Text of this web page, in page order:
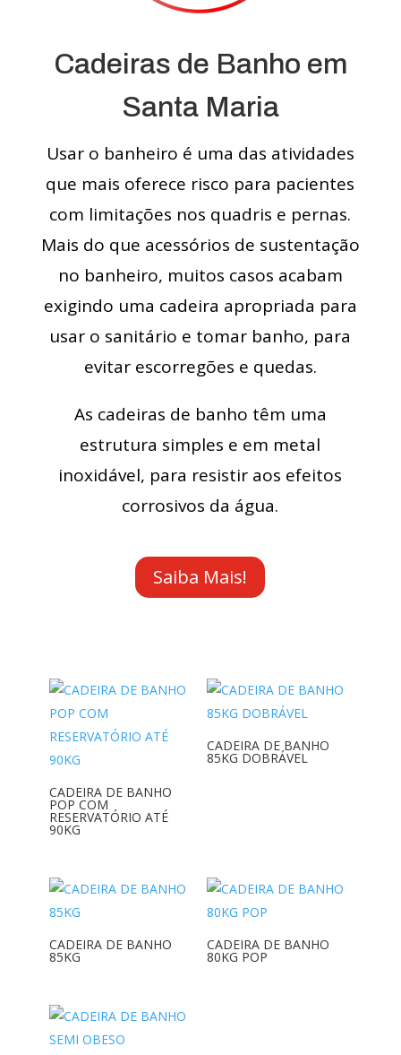
Cadeiras de Banho em
Santa Maria
Usar o banheiro é uma das atividades
que mais oferece risco para pacientes
com limitações nos quadris e pernas.
Mais do que acessórios de sustentação
no banheiro, muitos casos acabam
exigindo uma cadeira apropriada para
usar o sanitário e tomar banho, para
evitar escorregões e quedas.
As cadeiras de banho têm uma
estrutura simples e em metal
inoxidável, para resistir aos efeitos
corrosivos da água.
Saiba Mais!
CADEIRA DE BANHO
POP COM
RESERVATÓRIO ATÉ
90KG
CADEIRA DE BANHO
85KG DOBRÁVEL
CADEIRA DE BANHO
85KG
CADEIRA DE BANHO
80KG POP